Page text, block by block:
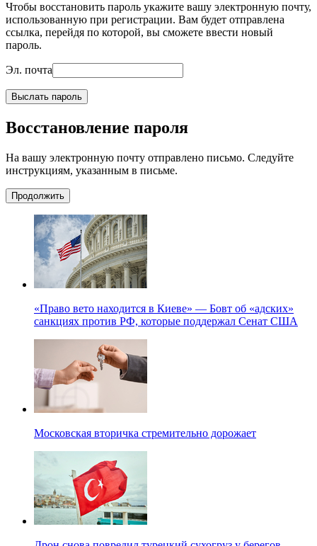
Чтобы восстановить пароль укажите вашу электронную почту,
использованную при регистрации. Вам будет отправлена
ссылка, перейдя по которой, вы сможете ввести новый
пароль.
Эл. почта
Выслать пароль
Восстановление пароля
На вашу электронную почту отправлено письмо. Следуйте
инструкциям, указанным в письме.
Продолжить
«Право вето находится в Киеве» — Бовт об «адских»
санкциях против РФ, которые поддержал Сенат США
Московская вторичка стремительно дорожает